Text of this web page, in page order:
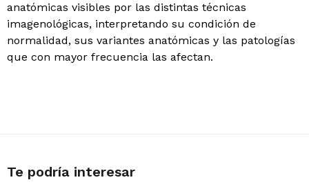
anatómicas visibles por las distintas técnicas
imagenológicas, interpretando su condición de
normalidad, sus variantes anatómicas y las patologías
que con mayor frecuencia las afectan.
Te podría interesar